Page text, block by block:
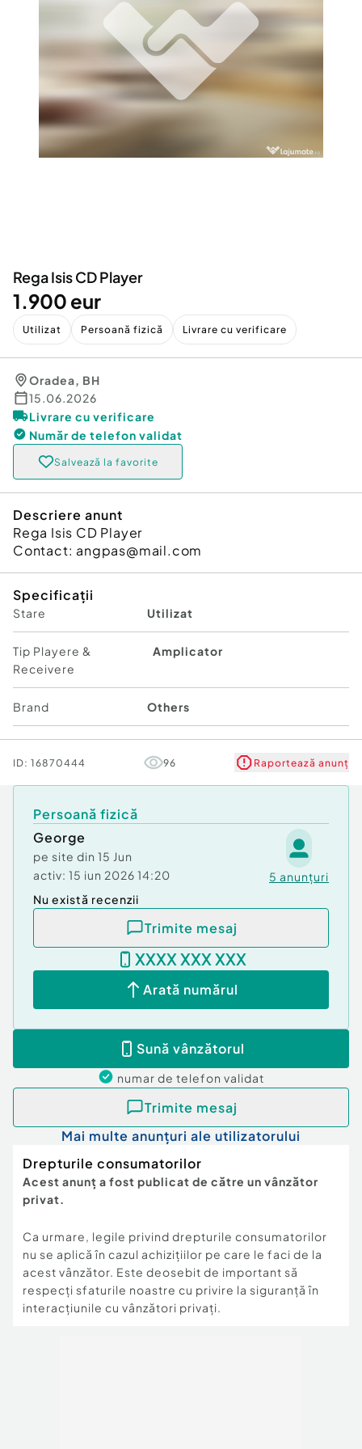
Animale de companie
Afaceri și echipamente profesionale
Inchiriere Bunuri si Vehicule
Utilaje agricole si industriale
Piese auto si accesorii
Dacia Duster
Rega Isis CD Player
1.900 eur
Utilizat Persoană fizică Livrare cu verificare
Oradea, BH
15.06.2026
Livrare cu verificare
Număr de telefon validat
Salvează la favorite
Descriere anunt
Rega Isis CD Player
Contact: angpas@mail.com
Specificații
Stare Utilizat
Tip Playere &
Receivere
Amplicator
Brand Others
ID: 16870444 96 Raportează anunț
Persoană fizică
George
pe site din 15 Jun
activ: 15 iun 2026 14:20 5 anunțuri
Nu există recenzii
Trimite mesaj
XXXX XXX XXX
Arată numărul
Sună vânzătorul
numar de telefon validat
Trimite mesaj
Mai multe anunțuri ale utilizatorului
Drepturile consumatorilor
Acest anunț a fost publicat de către un vânzător
privat.
Ca urmare, legile privind drepturile consumatorilor
nu se aplică în cazul achizițiilor pe care le faci de la
acest vânzător. Este deosebit de important să
respecți sfaturile noastre cu privire la siguranță în
interacțiunile cu vânzători privați.